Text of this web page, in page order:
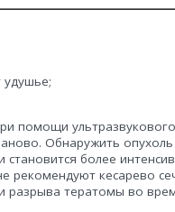
удушье;
помощи
Обнаружить
становится более
рекомендуют кесарево
разрыва тератомы во